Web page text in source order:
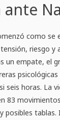
como se
riesgo y
un empate, el
seis horas. La
83
posibles